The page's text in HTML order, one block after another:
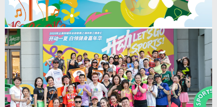
查看详情
12
2025-7-12
南汇公交首届“春之声”音浪节暨卡拉ok大赛
南汇公交首届“春之声”音浪节暨卡拉ok大赛。 本次南汇公交首届“春之声”音
浪节暨卡拉OK大赛燃情落幕！不仅为职工提供了展示才艺的舞台，更增强了
团队凝聚力，营造了积极向上的企业文化氛围。歌声传递着对企业的热爱，对
未来的憧憬，激励全体职工以更加饱满的热情投身工作，共同谱写企业高质量
发展的新篇章。